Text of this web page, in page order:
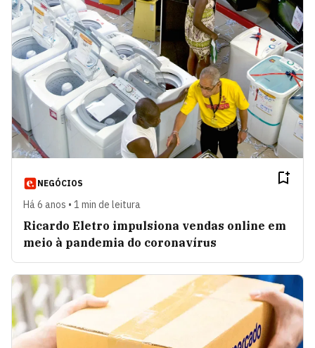
NEGÓCIOS
Há 6 anos • 1 min de leitura
Ricardo Eletro impulsiona vendas online em
meio à pandemia do coronavírus